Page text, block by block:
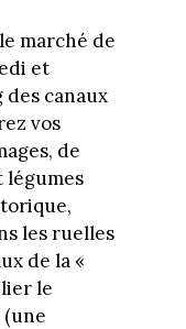
marché de
et
canaux
vos
de
les ruelles
de la «
le
(une